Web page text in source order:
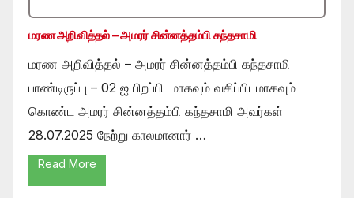
மரண அறிவித்தல் – அமரர் சின்னத்தம்பி கந்தசாமி
மரண அறிவித்தல் – அமரர் சின்னத்தம்பி கந்தசாமி
பாண்டிருப்பு – 02 ஐ பிறப்பிடமாகவும் வசிப்பிடமாகவும்
கொண்ட அமரர் சின்னத்தம்பி கந்தசாமி அவர்கள்
28.07.2025 நேற்று காலமானார் …
Read More